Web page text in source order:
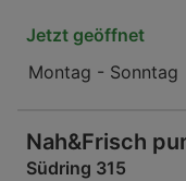
Jetzt geöffnet
Montag - Sonntag
Nah&Frisch
Südring 315